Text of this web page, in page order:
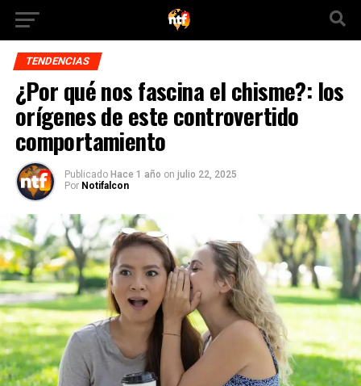
TENDENCIAS
¿Por qué nos fascina el chisme?: los
orígenes de este controvertido
comportamiento
Publicado Hace 1 año on julio 22, 2025
Por Notifalcon